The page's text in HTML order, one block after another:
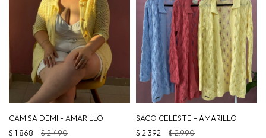
CAMISA DEMI - AMARILLO
$ 1.868 $2.490
SACO CELESTE - AMARILLO
$ 2.392 $2.990